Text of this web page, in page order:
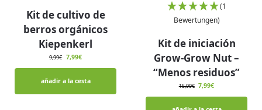
Kit de cultivo de
berros orgánicos
Kiepenkerl
9,99€ 7,99€
añadir a la cesta
(1
Bewertungen)
Kit de iniciación
Grow-Grow Nut –
“Menos residuos”
15,99€ 7,99€